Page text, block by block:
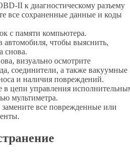
II к диагностическому разъему
все сохраненные данные и коды
с памяти компьютера.
автомобиля, чтобы выяснить,
снова.
визуально осмотрите
соединители, а также вакуумные
и наличия повреждений.
в цепи управления
мультиметра.
все поврежденные или